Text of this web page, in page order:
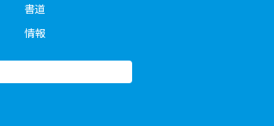
書道
情報